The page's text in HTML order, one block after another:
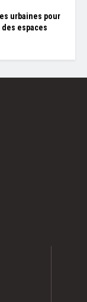
urbaines pour
espaces